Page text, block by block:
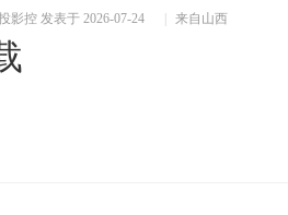
影控 发表于 2026-07-24 来自山西